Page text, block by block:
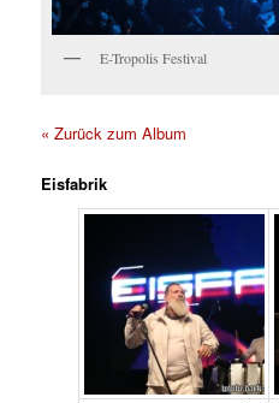
E-Tropolis Festival
« Zurück zum Album
Eisfabrik